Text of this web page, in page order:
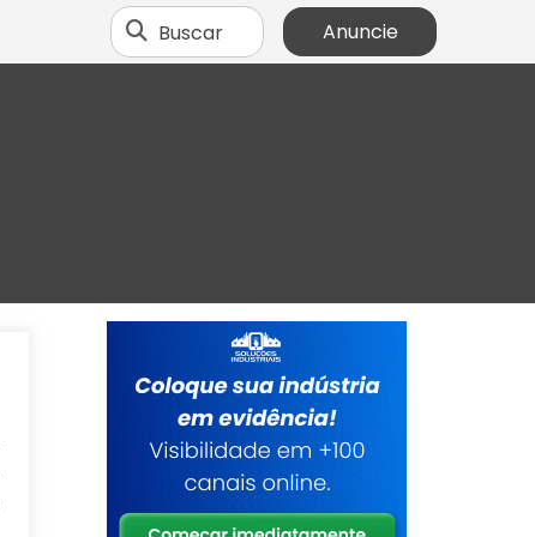
Buscar Anuncie